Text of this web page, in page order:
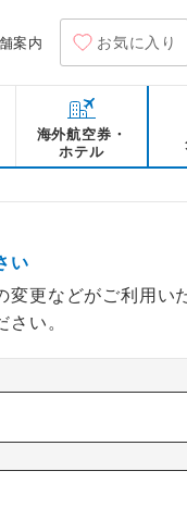
案内 お気に入り
海外航空券・
ホテル
い
更などがご利用い
い。